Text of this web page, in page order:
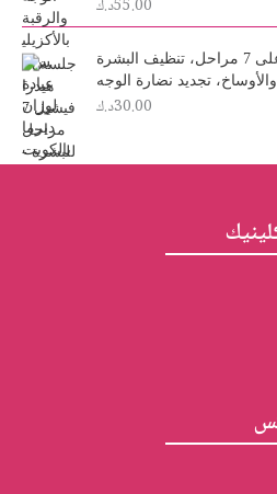
3
0
.
.
.
0
0
.
55.00د.ك
جلسة هيدرا فيشيل للبشر على 7 مراحل، تنظيف البشرة
تجديد نضارة الوجه
30.00د.ك